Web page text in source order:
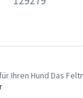
Ihren Hund Das